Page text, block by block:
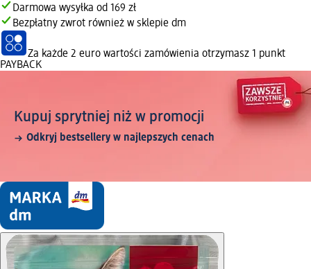
Darmowa wysyłka od 169 zł
Bezpłatny zwrot również w sklepie dm
Za każde 2 euro wartości zamówienia otrzymasz 1 punkt
PAYBACK
Kupuj sprytniej niż w promocji
Odkryj bestsellery w najlepszych cenach